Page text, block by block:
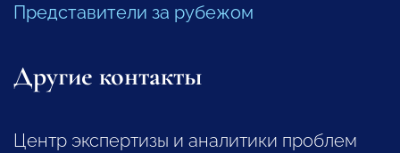
Представители за рубежом
Другие контакты
Центр экспертизы и аналитики проблем